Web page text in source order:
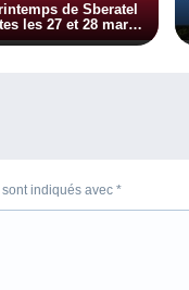
de Sberatel
les 27 et 28 mars
indiqués avec *